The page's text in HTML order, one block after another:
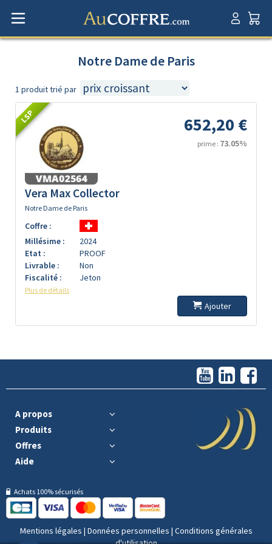
Notre Dame de Paris
1 produit trié par
LSP 652,20 €
prime : 73.05%
Vera Max Collector
Notre Dame de Paris
Coffre :
Millésime :
2024
Etat :
PROOF
Livrable :
Non
Fiscalité :
Jeton
Plus de détails
Ajouter
A propos
Produits
Offres
Aide
Achats 100% sécurisés
Mentions légales | Données personnelles | Conditions générales